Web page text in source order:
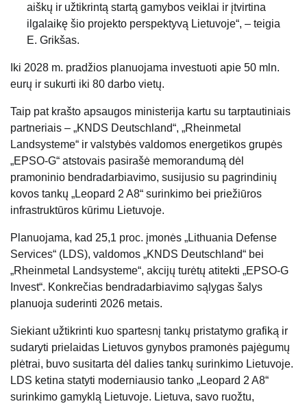
aiškų ir užtikrintą startą gamybos veiklai ir įtvirtina
ilgalaikę šio projekto perspektyvą Lietuvoje“, – teigia
E. Grikšas.
Iki 2028 m. pradžios planuojama investuoti apie 50 mln.
eurų ir sukurti iki 80 darbo vietų.
Taip pat krašto apsaugos ministerija kartu su tarptautiniais
partneriais – „KNDS Deutschland“, „Rheinmetal
Landsysteme“ ir valstybės valdomos energetikos grupės
„EPSO-G“ atstovais pasirašė memorandumą dėl
pramoninio bendradarbiavimo, susijusio su pagrindinių
kovos tankų „Leopard 2 A8“ surinkimo bei priežiūros
infrastruktūros kūrimu Lietuvoje.
Planuojama, kad 25,1 proc. įmonės „Lithuania Defense
Services“ (LDS), valdomos „KNDS Deutschland“ bei
„Rheinmetal Landsysteme“, akcijų turėtų atitekti „EPSO-G
Invest“. Konkrečias bendradarbiavimo sąlygas šalys
planuoja suderinti 2026 metais.
Siekiant užtikrinti kuo spartesnį tankų pristatymo grafiką ir
sudaryti prielaidas Lietuvos gynybos pramonės pajėgumų
plėtrai, buvo susitarta dėl dalies tankų surinkimo Lietuvoje.
LDS ketina statyti moderniausio tanko „Leopard 2 A8“
surinkimo gamyklą Lietuvoje. Lietuva, savo ruožtu,